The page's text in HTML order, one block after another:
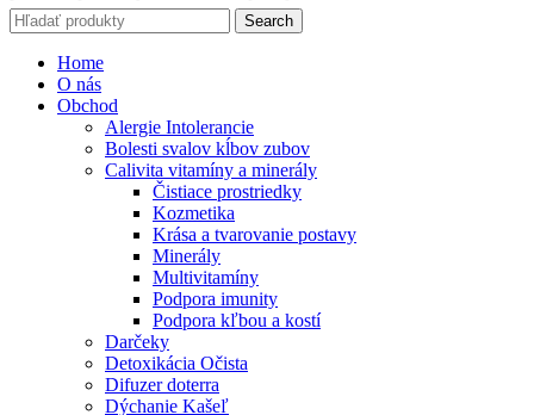
Search
Home
O nás
Obchod
Alergie Intolerancie
Bolesti svalov kĺbov zubov
Calivita vitamíny a minerály
Čistiace prostriedky
Kozmetika
Krása a tvarovanie postavy
Minerály
Multivitamíny
Podpora imunity
Podpora kľbou a kostí
Darčeky
Detoxikácia Očista
Difuzer doterra
Dýchanie Kašeľ